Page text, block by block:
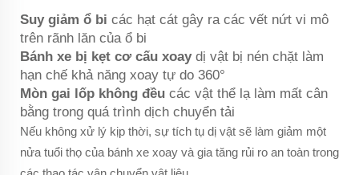
Suy giảm ổ bi các hạt cát gây ra các vết nứt vi mô
trên rãnh lăn của ổ bi
Bánh xe bị kẹt cơ cấu xoay dị vật bị nén chặt làm
hạn chế khả năng xoay tự do 360°
Mòn gai lốp không đều các vật thể lạ làm mất cân
bằng trong quá trình dịch chuyển tải
Nếu không xử lý kịp thời, sự tích tụ dị vật sẽ làm giảm một
nửa tuổi thọ của bánh xe xoay và gia tăng rủi ro an toàn trong